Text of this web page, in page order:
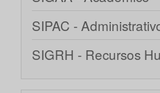
SIPAC -
SIGRH - Recursos